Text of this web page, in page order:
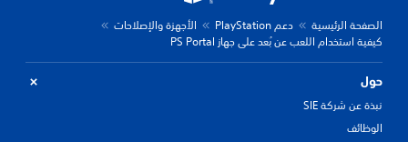
الصفحة الرئيسية دعم PlayStation
الأجهزة والإصلاحات
كيفية استخدام اللعب عن بُعد على جهاز PS Portal
حول
نبذة عن شركة SIE
الوظائف